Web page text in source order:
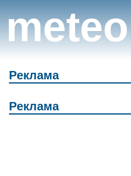
Реклама
Реклама